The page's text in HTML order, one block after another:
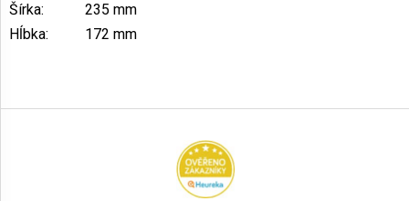
Šírka:
235 mm
Hĺbka: 172 mm
á